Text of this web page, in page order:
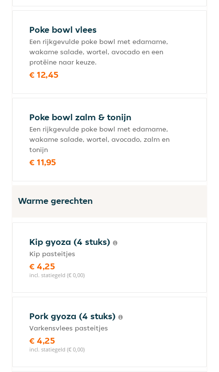
Poke bowl vlees
Een rijkgevulde poke bowl met edamame,
wakame salade, wortel, avocado en een
protëine naar keuze.
€ 12,45
Poke bowl zalm & tonijn
Een rijkgevulde poke bowl met edamame,
wakame salade, wortel, avocado, zalm en
tonijn
€ 11,95
Warme gerechten
Kip gyoza (4 stuks)
Kip pasteitjes
€ 4,25
incl. statiegeld (€ 0,00)
Pork gyoza (4 stuks)
Varkensvlees pasteitjes
€ 4,25
incl. statiegeld (€ 0,00)